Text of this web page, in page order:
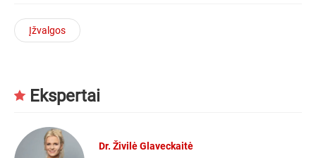
Įžvalgos
Ekspertai
Dr. Živilė Glaveckaitė